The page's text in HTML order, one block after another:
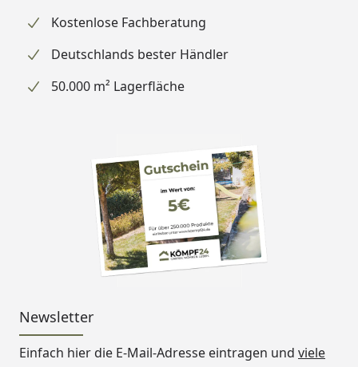
Kostenlose Fachberatung
Deutschlands bester Händler
50.000 m² Lagerfläche
Newsletter
Einfach hier die E-Mail-Adresse eintragen und viele